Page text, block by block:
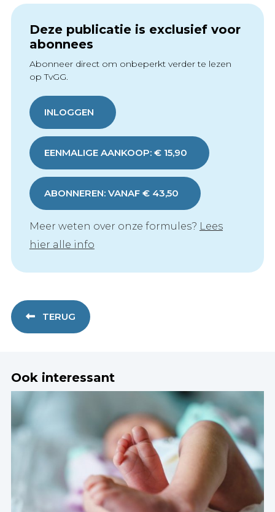
Deze publicatie is exclusief voor
abonnees
Abonneer direct om onbeperkt verder te lezen
op TvGG.
INLOGGEN
EENMALIGE AANKOOP: € 15,90
ABONNEREN: VANAF € 43,50
Meer weten over onze formules? Lees
hier alle info
TERUG
Ook interessant